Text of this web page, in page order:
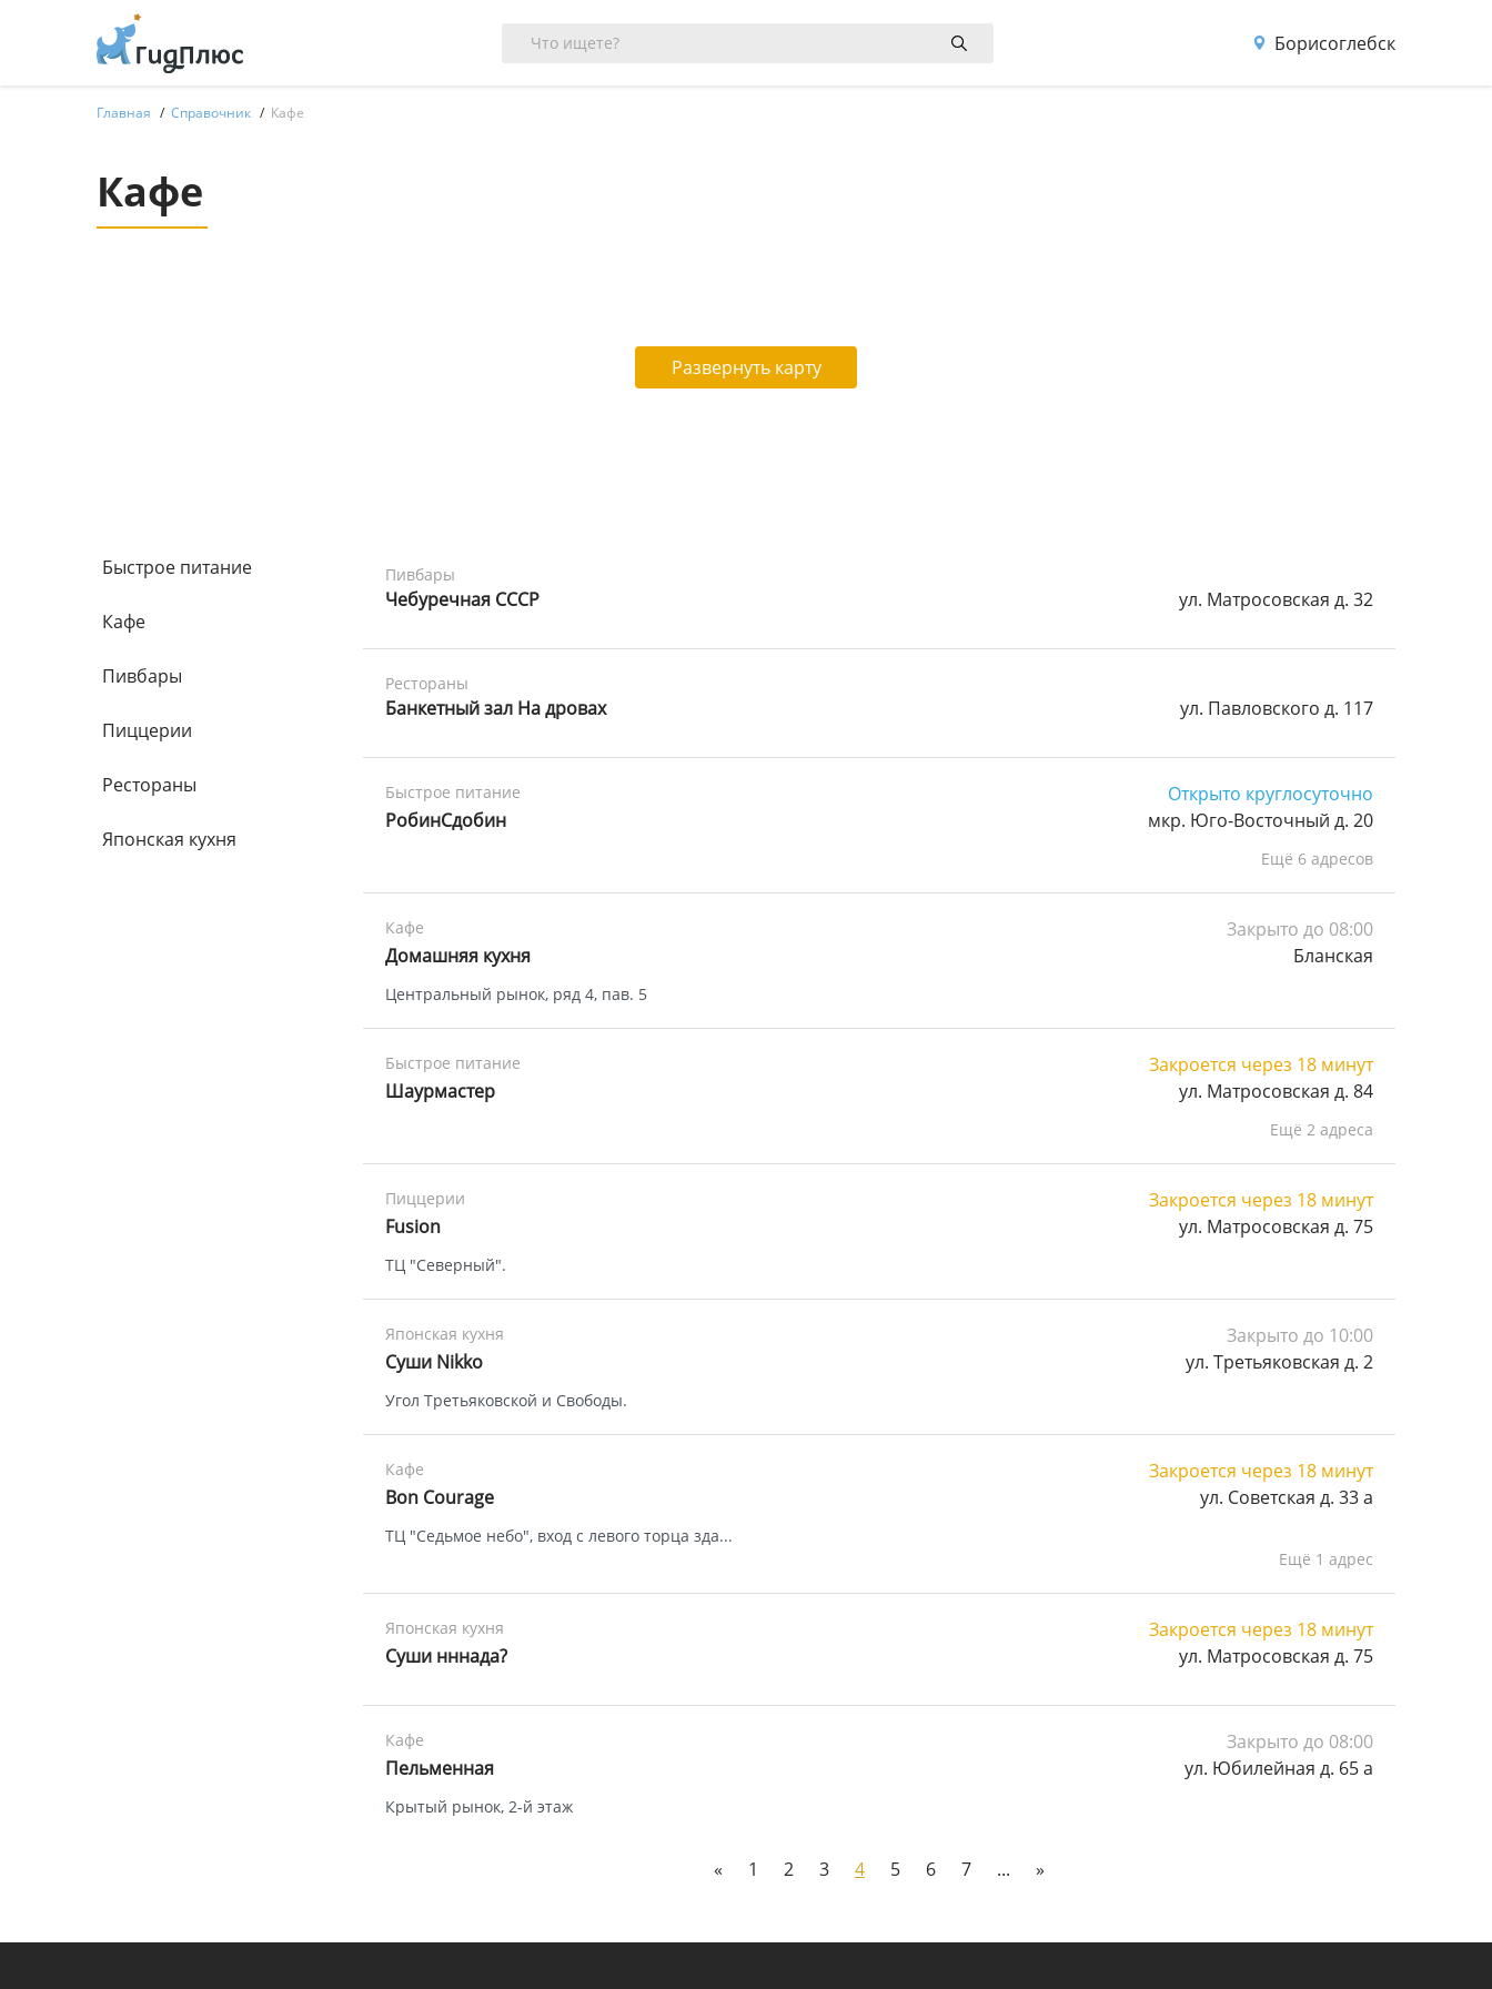
Борисоглебск
Главная Справочник Кафе
Кафе
Развернуть карту
Быстрое питание
Кафе
Пивбары
Пиццерии
Рестораны
Японская кухня
Пивбары
Чебуречная СССР ул. Матросовская д. 32
Рестораны
Банкетный зал На дровах ул. Павловского д. 117
Быстрое питание
Открыто круглосуточно
РобинСдобин
мкр. Юго-Восточный д. 20
Ещё 6 адресов
Кафе
Закрыто до 08:00
Домашняя кухня
Бланская
Центральный рынок, ряд 4, пав. 5
Быстрое питание
Закроется через 18 минут
Шаурмастер
ул. Матросовская д. 84
Ещё 2 адреса
Пиццерии
Закроется через 18 минут
Fusion
ул. Матросовская д. 75
ТЦ "Северный".
Японская кухня
Закрыто до 10:00
Суши Nikko
ул. Третьяковская д. 2
Угол Третьяковской и Свободы.
Кафе
Закроется через 18 минут
Bon Courage
ул. Советская д. 33 а
ТЦ "Седьмое небо", вход с левого торца зда...
Ещё 1 адрес
Японская кухня
Закроется через 18 минут
Суши нннада?
ул. Матросовская д. 75
Кафе
Закрыто до 08:00
Пельменная
ул. Юбилейная д. 65 а
Крытый рынок, 2-й этаж
« 1 2 3 4 5 6 7 ... »